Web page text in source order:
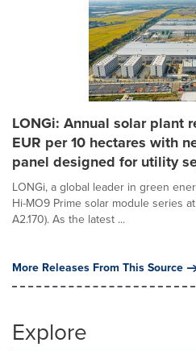
LONGi: Annual solar plant
EUR per 10 hectares with
panel designed for utility
LONGi, a global leader in green
Hi-MO9 Prime solar module series
A2.170). As the latest ...
More Releases From This Source
Explore